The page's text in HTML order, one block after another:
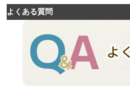
よくある質問